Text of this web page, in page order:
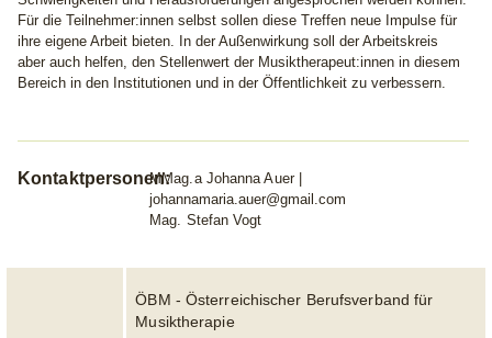
Für die Teilnehmer:innen selbst sollen diese Treffen neue Impulse für
ihre eigene Arbeit bieten. In der Außenwirkung soll der Arbeitskreis
aber auch helfen, den Stellenwert der Musiktherapeut:innen in diesem
Bereich in den Institutionen und in der Öffentlichkeit zu verbessern.
Kontaktpersonen:MMag.a Johanna Auer |
johannamaria.auer@gmail.com
Mag. Stefan Vogt
ÖBM - Österreichischer Berufsverband für
Musiktherapie